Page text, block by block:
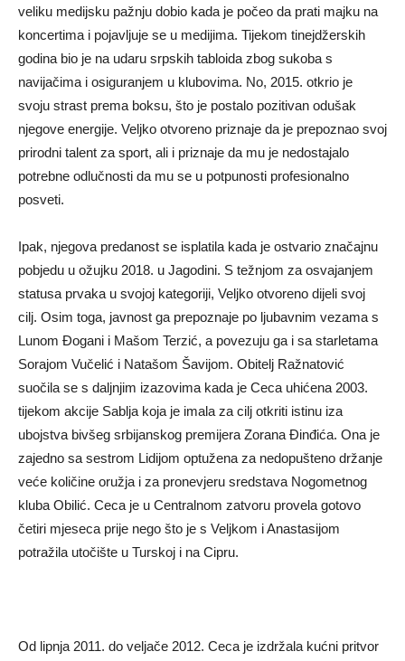
veliku medijsku pažnju dobio kada je počeo da prati majku na
koncertima i pojavljuje se u medijima. Tijekom tinejdžerskih
godina bio je na udaru srpskih tabloida zbog sukoba s
navijačima i osiguranjem u klubovima. No, 2015. otkrio je
svoju strast prema boksu, što je postalo pozitivan odušak
njegove energije. Veljko otvoreno priznaje da je prepoznao svoj
prirodni talent za sport, ali i priznaje da mu je nedostajalo
potrebne odlučnosti da mu se u potpunosti profesionalno
posveti.
Ipak, njegova predanost se isplatila kada je ostvario značajnu
pobjedu u ožujku 2018. u Jagodini. S težnjom za osvajanjem
statusa prvaka u svojoj kategoriji, Veljko otvoreno dijeli svoj
cilj. Osim toga, javnost ga prepoznaje po ljubavnim vezama s
Lunom Đogani i Mašom Terzić, a povezuju ga i sa starletama
Sorajom Vučelić i Natašom Šavijom. Obitelj Ražnatović
suočila se s daljnjim izazovima kada je Ceca uhićena 2003.
tijekom akcije Sablja koja je imala za cilj otkriti istinu iza
ubojstva bivšeg srbijanskog premijera Zorana Đinđića. Ona je
zajedno sa sestrom Lidijom optužena za nedopušteno držanje
veće količine oružja i za pronevjeru sredstava Nogometnog
kluba Obilić. Ceca je u Centralnom zatvoru provela gotovo
četiri mjeseca prije nego što je s Veljkom i Anastasijom
potražila utočište u Turskoj i na Cipru.
Od lipnja 2011. do veljače 2012. Ceca je izdržala kućni pritvor